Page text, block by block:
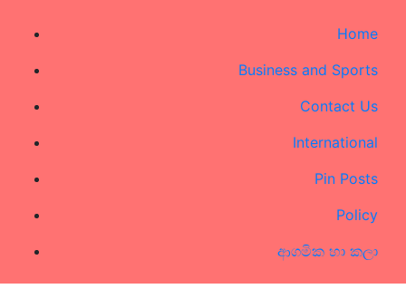
Home
Business and Sports
Contact Us
International
Pin Posts
Policy
ආගමික හා කලා